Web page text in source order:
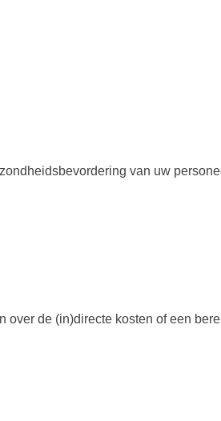
van uw
de (in)directe kosten of een